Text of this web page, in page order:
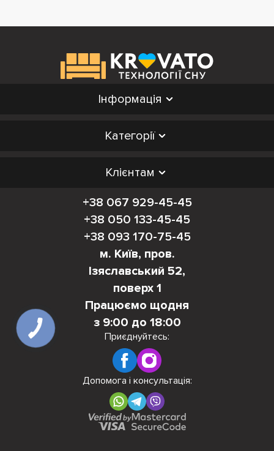
Інформація
Категорії
Клієнтам
+38 067 929-45-45
+38 050 133-45-45
+38 093 170-75-45
м. Київ, пров.
Ізяславський 52,
поверх 1
Працюємо щодня
з 9:00 до 18:00
Приєднуйтесь:
Допомога і консультація: